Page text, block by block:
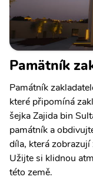
Pamätník
Památník
které připomíná
šejka Zajida bin
památník a
díla, která
Užijte si klidnou
této země.